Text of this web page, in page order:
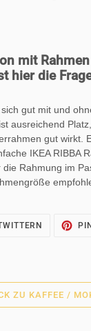
mit
hier die
gut mit und
ausreichend
gut wirkt.
IKEA RIBBA
Rahmung im
TWITTER
ZU KAFFEE /